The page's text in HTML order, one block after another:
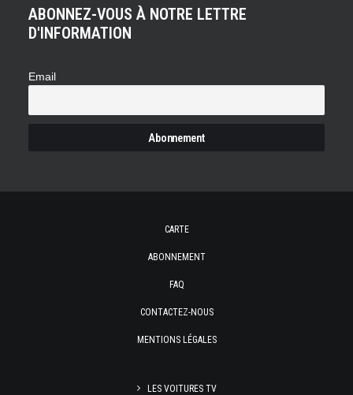
ABONNEZ-VOUS À NOTRE LETTRE
D'INFORMATION
Email
CARTE
ABONNEMENT
FAQ
CONTACTEZ-NOUS
MENTIONS LÉGALES
LES VOITURES TV